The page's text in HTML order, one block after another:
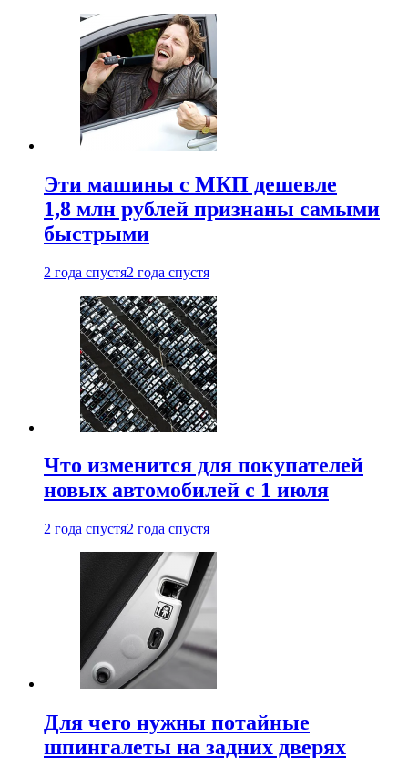
Эти машины с МКП дешевле
1,8 млн рублей признаны самыми
быстрыми
2 года спустя2 года спустя
Что изменится для покупателей
новых автомобилей с 1 июля
2 года спустя2 года спустя
Для чего нужны потайные
шпингалеты на задних дверях